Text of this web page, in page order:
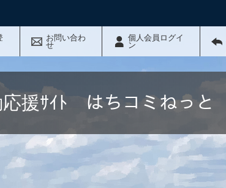
お問い合わ
せ
個人会員ログイ
ン
応援ｻｲﾄ はちコミねっと